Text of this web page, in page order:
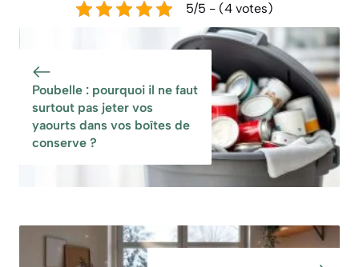
5/5 - (4 votes)
Poubelle : pourquoi il ne faut
surtout pas jeter vos
yaourts dans vos boîtes de
conserve ?